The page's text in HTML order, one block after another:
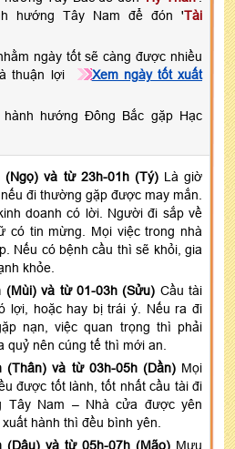
hướng Tây Nam để đón 'Tài
ngày tốt sẽ càng được nhiều
thuận lợi
Xem ngày tốt xuất
hành hướng Đông Bắc gặp Hạc
(Ngọ) và từ 23h-01h (Tý) Là giờ
đi thường gặp được may mắn.
doanh có lời. Người đi sắp về
có tin mừng. Mọi việc trong nhà
Nếu có bệnh cầu thì sẽ khỏi, gia
khỏe.
(Mùi) và từ 01-03h (Sửu) Cầu tài
lợi, hoặc hay bị trái ý. Nếu ra đi
nạn, việc quan trọng thì phải
quỷ nên cúng tế thì mới an.
(Thân) và từ 03h-05h (Dần) Mọi
được tốt lành, tốt nhất cầu tài đi
Tây Nam – Nhà cửa được yên
hành thì đều bình yên.
(Dậu) và từ 05h-07h (Mão) Mưu